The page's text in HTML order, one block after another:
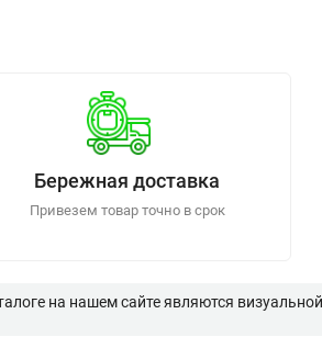
Бережная доставка
Привезем товар точно в срок
на нашем сайте являются